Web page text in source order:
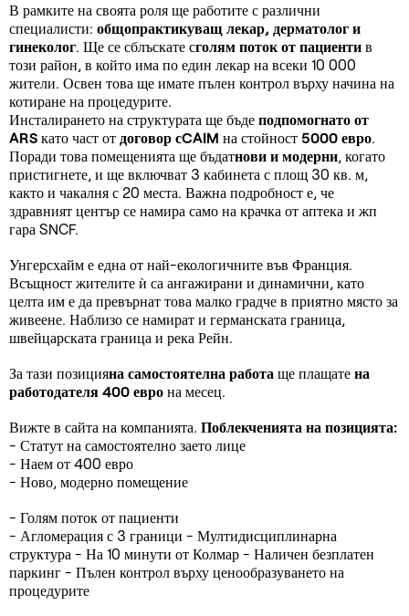
В рамките на своята роля ще работите с различни
специалисти: общопрактикуващ лекар, дерматолог и
гинеколог. Ще се сблъскате сголям поток от пациенти в
този район, в който има по един лекар на всеки 10 000
жители. Освен това ще имате пълен контрол върху начина на
котиране на процедурите.
Инсталирането на структурата ще бъде подпомогнато от
ARS като част от договор сCAIM на стойност 5000 евро.
Поради това помещенията ще бъдатнови и модерни, когато
пристигнете, и ще включват 3 кабинета с площ 30 кв. м,
както и чакалня с 20 места. Важна подробност е, че
здравният център се намира само на крачка от аптека и жп
гара SNCF.
Унгерсхайм е една от най-екологичните във Франция.
Всъщност жителите ѝ са ангажирани и динамични, като
целта им е да превърнат това малко градче в приятно място за
живеене. Наблизо се намират и германската граница,
швейцарската граница и река Рейн.
За тази позицияна самостоятелна работа ще плащате на
работодателя 400 евро на месец.
Вижте в сайта на компанията. Поблекченията на позицията:
- Статут на самостоятелно заето лице
- Наем от 400 евро
- Ново, модерно помещение
- Голям поток от пациенти
- Агломерация с 3 граници - Мултидисциплинарна
структура - На 10 минути от Колмар - Наличен безплатен
паркинг - Пълен контрол върху ценообразуването на
процедурите